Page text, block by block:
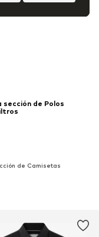
de Polos
de Camisetas